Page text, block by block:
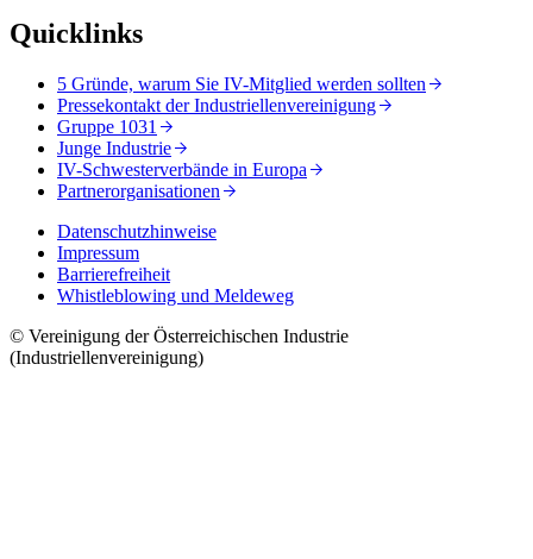
Quicklinks
5 Gründe, warum Sie IV-Mitglied werden sollten
Pressekontakt der Industriellenvereinigung
Gruppe 1031
Junge Industrie
IV-Schwesterverbände in Europa
Partnerorganisationen
Datenschutzhinweise
Impressum
Barrierefreiheit
Whistleblowing und Meldeweg
© Vereinigung der Österreichischen Industrie
(Industriellenvereinigung)